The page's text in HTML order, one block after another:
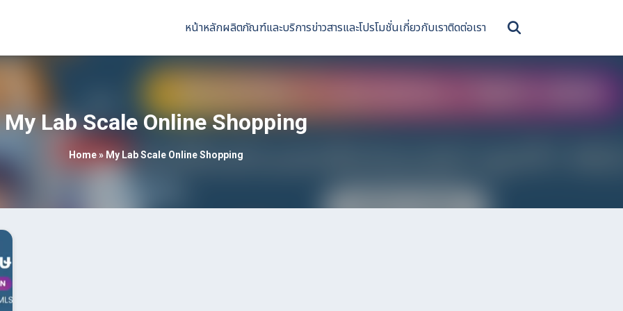
หน้าหลักผลิตภัณฑ์และบริการข่าวสารและโปรโมชั่นเกี่ยวกับเราติดต่อเรา
My Lab Scale Online Shopping
Home» My Lab Scale Online Shopping